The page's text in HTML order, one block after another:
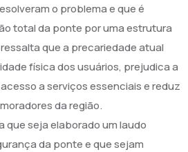
o problema e que é
total da ponte por uma estrutura
que a precariedade atual
física dos usuários, prejudica a
a serviços essenciais e reduz
da região.
que seja elaborado um laudo
da ponte e que sejam